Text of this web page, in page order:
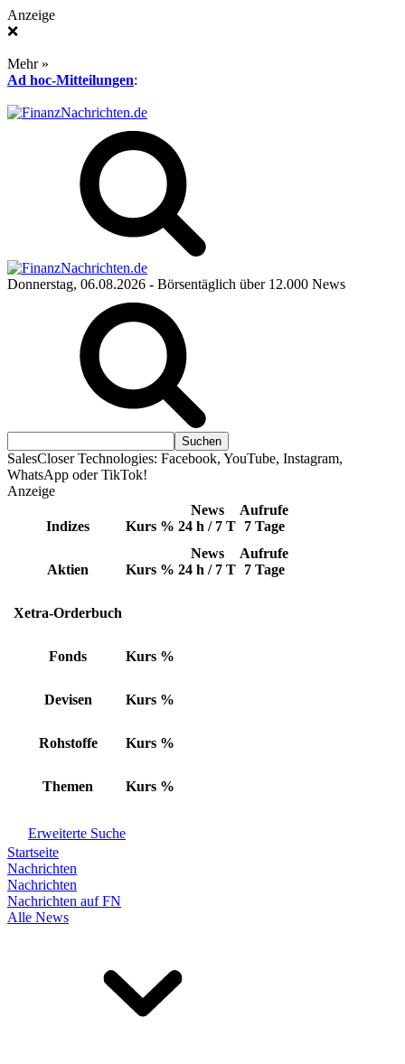
Anzeige
❌
Mehr »
Ad hoc-Mitteilungen:
Donnerstag, 06.08.2026 - Börsentäglich über 12.000 News
SalesCloser Technologies: Facebook, YouTube, Instagram,
WhatsApp oder TikTok!
Anzeige
Indizes Kurs %
News
24 h / 7 T
Aufrufe
7 Tage
Aktien Kurs %
News
24 h / 7 T
Aufrufe
7 Tage
Xetra-Orderbuch
Fonds Kurs %
Devisen Kurs %
Rohstoffe Kurs %
Themen Kurs %
Erweiterte Suche
Startseite
Nachrichten
Nachrichten
Nachrichten auf FN
Alle News